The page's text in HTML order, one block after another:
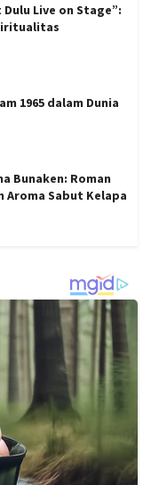
Live on Stage”:
1965 dalam Dunia
Bunaken: Roman
Aroma Sabut Kelapa